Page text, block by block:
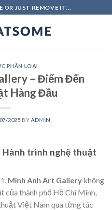
OR JUST REMOVE IT...
PHÂN LOẠI
– Điểm Đến
Hàng Đầu
2025 BY ADMIN
trình nghệ thuật
Minh Anh Art Gallery không
của thành phố Hồ Chí Minh,
Việt Nam qua từng tác